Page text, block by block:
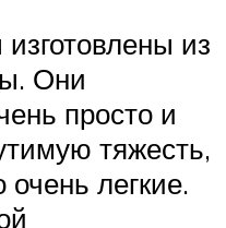
из
Они
просто и
тяжесть,
очень легкие.